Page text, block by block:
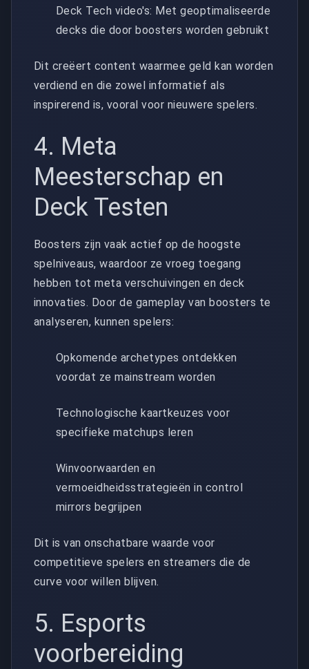
Deck Tech video's: Met geoptimaliseerde
decks die door boosters worden gebruikt
Dit creëert content waarmee geld kan worden
verdiend en die zowel informatief als
inspirerend is, vooral voor nieuwere spelers.
4. Meta
Meesterschap en
Deck Testen
Boosters zijn vaak actief op de hoogste
spelniveaus, waardoor ze vroeg toegang
hebben tot meta verschuivingen en deck
innovaties. Door de gameplay van boosters te
analyseren, kunnen spelers:
Opkomende archetypes ontdekken
voordat ze mainstream worden
Technologische kaartkeuzes voor
specifieke matchups leren
Winvoorwaarden en
vermoeidheidsstrategieën in control
mirrors begrijpen
Dit is van onschatbare waarde voor
competitieve spelers en streamers die de
curve voor willen blijven.
5. Esports
voorbereiding